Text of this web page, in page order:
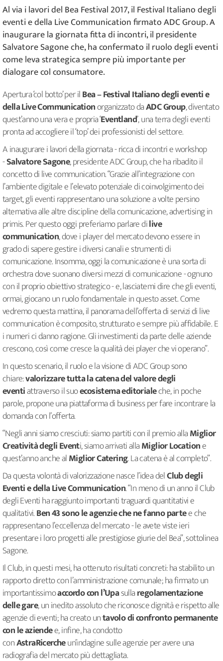
Al via i lavori del Bea Festival 2017, il Festival Italiano degli
eventi e della Live Communication firmato ADC Group. A
inaugurare la giornata fitta di incontri, il presidente
Salvatore Sagone che, ha confermato il ruolo degli eventi
come leva strategica sempre più importante per
dialogare col consumatore.
Apertura ‘col botto’ per ilBea – Festival Italiano degli eventi e
della Live Communicationorganizzato daADC Group, diventato
quest’anno una vera e propria ‘Eventland’, una terra degli eventi
pronta ad accogliere il ‘top’ dei professionisti del settore.
A inaugurare i lavori della giornata - ricca di incontri e workshop
-Salvatore Sagone, presidente ADC Group, che ha ribadito il
concetto di live communication. “Grazie all’integrazione con
l’ambiente digitale e l’elevato potenziale di coinvolgimento dei
target, gli eventi rappresentano una soluzione a volte persino
alternativa alle altre discipline della comunicazione, advertising in
primis. Per questo oggi preferiamo parlare dilive
communication, dove i player del mercato devono essere in
grado di sapere gestire i diversi canali e strumenti di
comunicazione. Insomma, oggi la comunicazione è una sorta di
orchestra dove suonano diversi mezzi di comunicazione - ognuno
con il proprio obiettivo strategico - e, lasciatemi dire che gli eventi,
ormai, giocano un ruolo fondamentale in questo asset. Come
vedremo questa mattina, il panorama dell’offerta di servizi di live
communication è composito, strutturato e sempre più affidabile. E
i numeri ci danno ragione. Gli investimenti da parte delle aziende
crescono, così come cresce la qualità dei player che vi operano”.
In questo scenario, il ruolo e la visione di ADC Group sono
chiare:valorizzare tutta la catena del valore degli
eventiattraverso il suoecosistema editorialeche, in poche
parole, propone una piattaforma di business per fare incontrare la
domanda con l’offerta.
“Negli anni siamo cresciuti: siamo partiti con il premio allaMiglior
Creatività degli Eventi, siamo arrivati allaMiglior Locatione
quest’anno anche alMiglior Catering. La catena è al completo”.
Da questa volontà di valorizzazione nasce l’idea delClub degli
Eventi e della Live Communication. “In meno di un anno il Club
degli Eventi ha raggiunto importanti traguardi quantitativi e
qualitativi.Ben 43 sono le agenzie che ne fanno partee che
rappresentano l’eccellenza del mercato - le avete viste ieri
presentare i loro progetti alle prestigiose giurie del Bea”, sottolinea
Sagone.
Il Club, in questi mesi, ha ottenuto risultati concreti: ha stabilito un
rapporto diretto con l’amministrazione comunale; ha firmato un
importantissimoaccordo con l’Upasullaregolamentazione
delle gare, un inedito assoluto che riconosce dignità e rispetto alle
agenzie di eventi; ha creato untavolo di confronto permanente
con le aziendee, infine, ha condotto
conAstraRicercheun’indagine sulle agenzie per avere una
radiografia del mercato più dettagliata.